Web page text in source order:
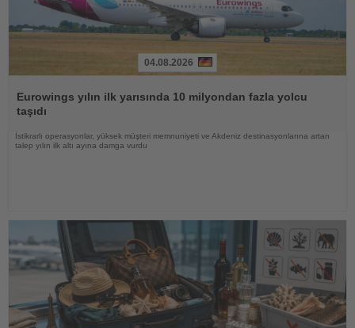
Oku
04.08.2026
Eurowings yılın ilk yarısında 10 milyondan fazla yolcu
taşıdı
İstikrarlı operasyonlar, yüksek müşteri memnuniyeti ve Akdeniz destinasyonlarına artan
talep yılın ilk altı ayına damga vurdu